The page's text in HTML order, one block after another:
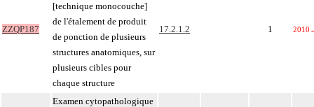
ZZQP187
[technique monocouche]
de l'étalement de produit
de ponction de plusieurs
structures anatomiques, sur
plusieurs cibles pour
chaque structure
17.2.1.2 1 2010
Examen cytopathologique